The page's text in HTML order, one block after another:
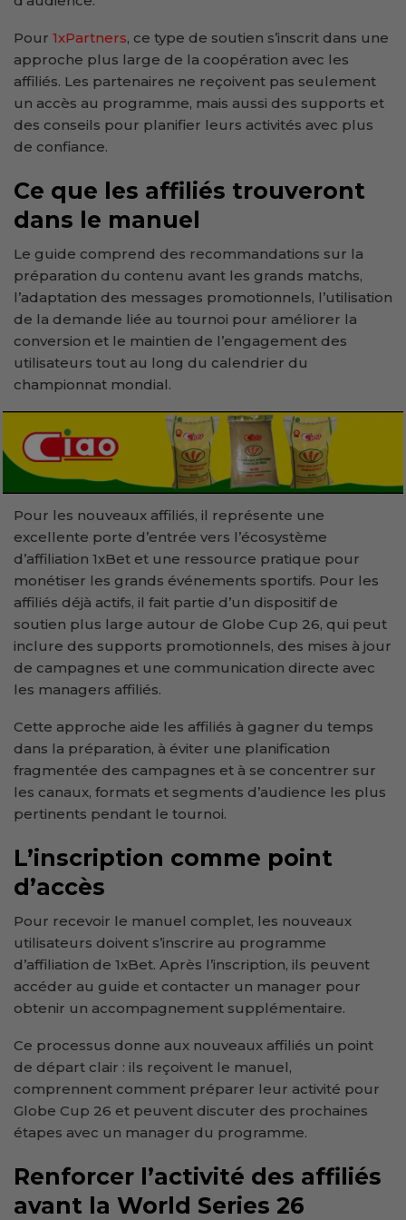
Pour 1xPartners, ce type de soutien s’inscrit dans une
approche plus large de la coopération avec les
affiliés. Les partenaires ne reçoivent pas seulement
un accès au programme, mais aussi des supports et
des conseils pour planifier leurs activités avec plus
de confiance.
Ce que les affiliés trouveront
dans le manuel
Le guide comprend des recommandations sur la
préparation du contenu avant les grands matchs,
l’adaptation des messages promotionnels, l’utilisation
de la demande liée au tournoi pour améliorer la
conversion et le maintien de l’engagement des
utilisateurs tout au long du calendrier du
championnat mondial.
Pour les nouveaux affiliés, il représente une
excellente porte d’entrée vers l’écosystème
d’affiliation 1xBet et une ressource pratique pour
monétiser les grands événements sportifs. Pour les
affiliés déjà actifs, il fait partie d’un dispositif de
soutien plus large autour de Globe Cup 26, qui peut
inclure des supports promotionnels, des mises à jour
de campagnes et une communication directe avec
les managers affiliés.
Cette approche aide les affiliés à gagner du temps
dans la préparation, à éviter une planification
fragmentée des campagnes et à se concentrer sur
les canaux, formats et segments d’audience les plus
pertinents pendant le tournoi.
L’inscription comme point
d’accès
Pour recevoir le manuel complet, les nouveaux
utilisateurs doivent s’inscrire au programme
d’affiliation de 1xBet. Après l’inscription, ils peuvent
accéder au guide et contacter un manager pour
obtenir un accompagnement supplémentaire.
Ce processus donne aux nouveaux affiliés un point
de départ clair : ils reçoivent le manuel,
comprennent comment préparer leur activité pour
Globe Cup 26 et peuvent discuter des prochaines
étapes avec un manager du programme.
Renforcer l’activité des affiliés
avant la World Series 26